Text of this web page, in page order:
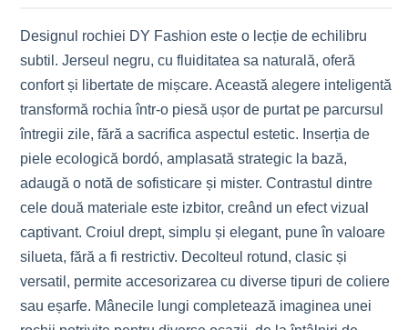
Designul rochiei DY Fashion este o lecție de echilibru
subtil. Jerseul negru, cu fluiditatea sa naturală, oferă
confort și libertate de mișcare. Această alegere inteligentă
transformă rochia într-o piesă ușor de purtat pe parcursul
întregii zile, fără a sacrifica aspectul estetic. Inserția de
piele ecologică bordó, amplasată strategic la bază,
adaugă o notă de sofisticare și mister. Contrastul dintre
cele două materiale este izbitor, creând un efect vizual
captivant. Croiul drept, simplu și elegant, pune în valoare
silueta, fără a fi restrictiv. Decolteul rotund, clasic și
versatil, permite accesorizarea cu diverse tipuri de coliere
sau eșarfe. Mânecile lungi completează imaginea unei